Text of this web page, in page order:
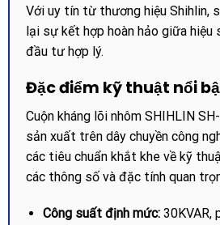
Với uy tín từ thương hiệu Shihlin,
lại sự kết hợp hoàn hảo giữa hiệu
đầu tư hợp lý.
Đặc điểm kỹ thuật nổi
Cuộn kháng lõi nhôm SHIHLIN
sản xuất trên dây chuyền công
các tiêu chuẩn khắt khe về kỹ
các thông số và đặc tính quan
Công suất định mức:30KVAR,